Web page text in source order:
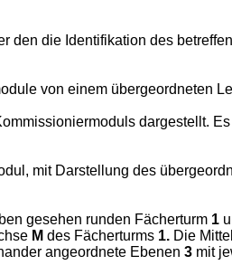
die Identifikation des
von einem übergeordneten
dargestellt.
mit Darstellung des
gesehen runden Fächerturm 1
M des Fächerturms 1. Die
angeordnete Ebenen 3 mit